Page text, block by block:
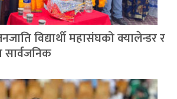
विद्यार्थी महासंघको क्यालेन्डर र
सार्वजनिक